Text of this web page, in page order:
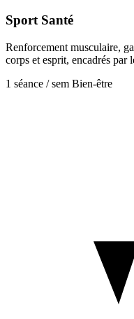
Sport Santé
Renforcement musculaire,
corps et esprit, encadrés par
1 séance / sem Bien-être